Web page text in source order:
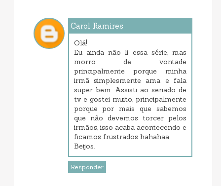
Carol Ramires
Olá!
Eu ainda não li essa série, mas
morro de vontade
principalmente porque minha
irmã simplesmente ama e fala
super bem. Assisti ao seriado de
tv e gostei muito, principalmente
porque por mais que sabemos
que não devemos torcer pelos
irmãos, isso acaba acontecendo e
ficamos frustrados hahahaa
Beijos.
Responder